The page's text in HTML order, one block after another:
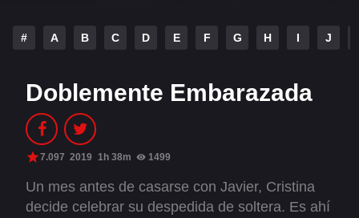
Alfonso Herrera Anahí
Christian Chávez
Dulce María
RBD
# A B C D E F G H I J
Doblemente Embarazada
7.097 2019 1h 38m 1499
Un mes antes de casarse con Javier, Cristina
decide celebrar su despedida de soltera. Es ahí